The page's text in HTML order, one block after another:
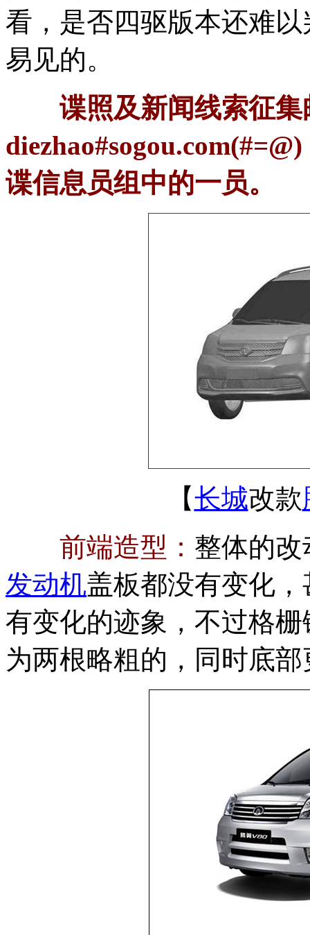
看，是否四驱版本还难
易见的。
谍照及新闻线索征集
谍信息员组中的一员。
【长城改款
前端造型： 整体的
发动机盖板都没有变化
有变化的迹象，不过格
为两根略粗的，同时底